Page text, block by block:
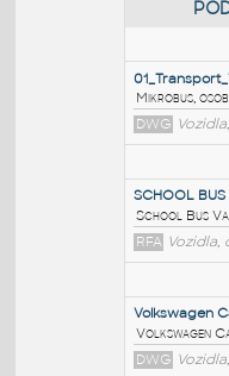
DWG